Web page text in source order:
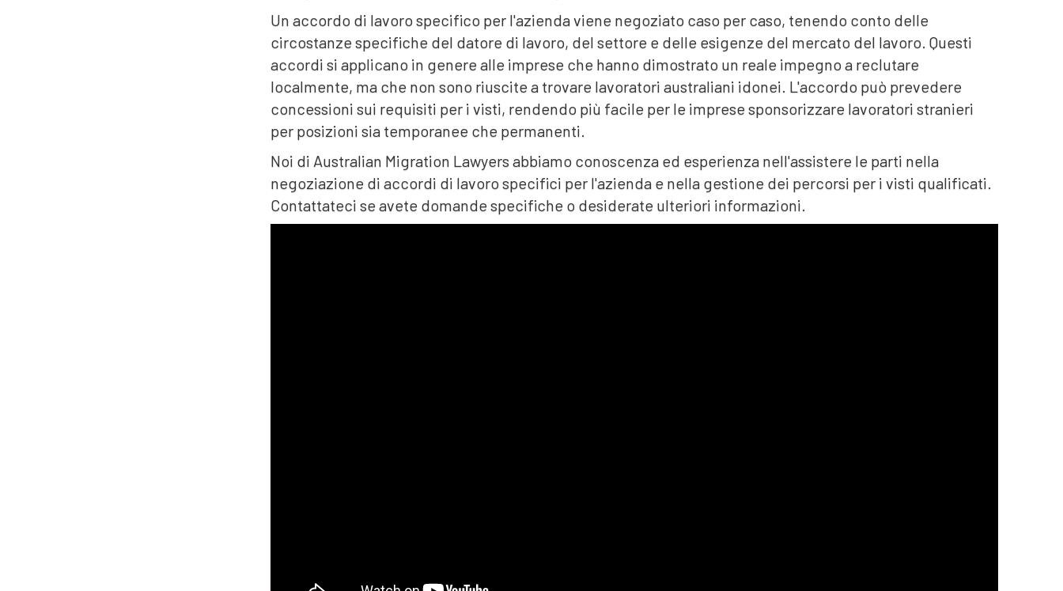
Un accordo di lavoro specifico per l'azienda viene negoziato caso per caso, tenendo conto delle
circostanze specifiche del datore di lavoro, del settore e delle esigenze del mercato del lavoro. Questi
accordi si applicano in genere alle imprese che hanno dimostrato un reale impegno a reclutare
localmente, ma che non sono riuscite a trovare lavoratori australiani idonei. L'accordo può prevedere
concessioni sui requisiti per i visti, rendendo più facile per le imprese sponsorizzare lavoratori stranieri
per posizioni sia temporanee che permanenti.
Noi di Australian Migration Lawyers abbiamo conoscenza ed esperienza nell'assistere le parti nella
negoziazione di accordi di lavoro specifici per l'azienda e nella gestione dei percorsi per i visti qualificati.
Contattateci se avete domande specifiche o desiderate ulteriori informazioni.